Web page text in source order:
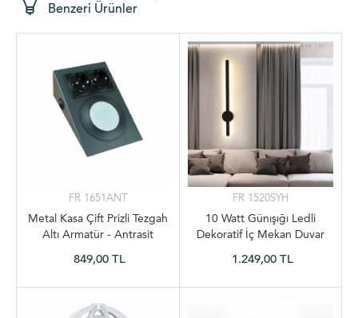
Benzeri Ürünler
FR 1651ANT
Metal Kasa Çift Prizli Tezgah
Altı Armatür - Antrasit
849,00 TL
FR 1520SYH
10 Watt Günışığı Ledli
Dekoratif İç Mekan Duvar
1.249,00 TL